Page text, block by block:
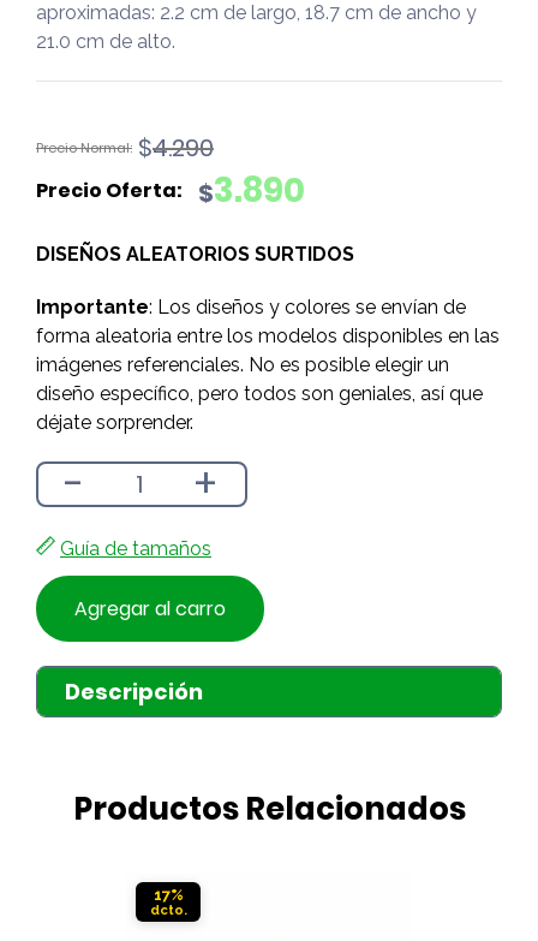
aproximadas: 2.2 cm de largo, 18.7 cm de ancho y
21.0 cm de alto.
$4.290
El
original
$4.290.
$3.890
El
actual
$3.890.
DISEÑOS ALEATORIOS SURTIDOS
Importante: Los diseños y colores se envían de
forma aleatoria entre los modelos disponibles en las
imágenes referenciales. No es posible elegir un
diseño específico, pero todos son geniales, así que
déjate sorprender.
- +
Guía de tamaños
Agregar al carro
Descripción
Productos Relacionados
17%